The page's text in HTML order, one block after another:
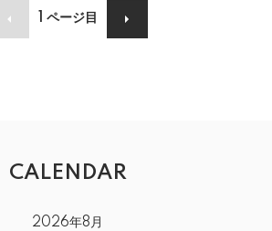
ページ目
CALENDAR
2026年8月